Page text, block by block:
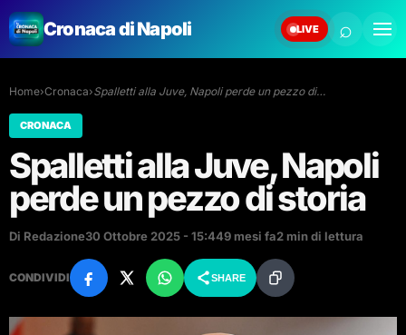
Cronaca di Napoli LIVE ⌕
Home›Cronaca›Spalletti alla Juve, Napoli perde un pezzo di…
CRONACA
Spalletti alla Juve, Napoli
perde un pezzo di storia
Di Redazione30 Ottobre 2025 - 15:449 mesi fa2 min di lettura
CONDIVIDI SHARE